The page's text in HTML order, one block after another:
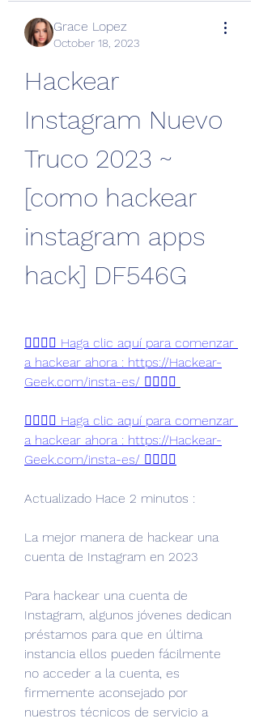
Grace Lopez
October 18, 2023
Hackear
Instagram Nuevo
Truco 2023 ~
[como hackear
instagram apps
hack] DF546G
👉🏻👉🏻 Haga clic aquí para comenzar
a hackear ahora : https://Hackear-
Geek.com/insta-es/ 👈🏻👈🏻
👉🏻👉🏻 Haga clic aquí para comenzar
a hackear ahora : https://Hackear-
Geek.com/insta-es/ 👈🏻👈🏻
Actualizado Hace 2 minutos :
La mejor manera de hackear una
cuenta de Instagram en 2023
Para hackear una cuenta de
Instagram, algunos jóvenes dedican
préstamos para que en última
instancia ellos pueden fácilmente
no acceder a la cuenta, es
firmemente aconsejado por
nuestros técnicos de servicio a